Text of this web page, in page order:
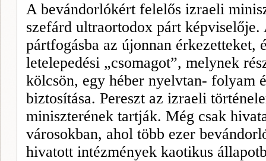
A bevándorlókért felelős izraeli
szefárd ultraortodox párt
pártfogásba az újonnan érkezetteket,
letelepedési „csomagot”, melynek
kölcsön, egy héber nyelvtan- folyam
biztosítása. Pereszt az iz­raeli
miniszterének tartják. Még csak
vá­rosokban, ahol több ezer
hivatott intézmények kaotikus